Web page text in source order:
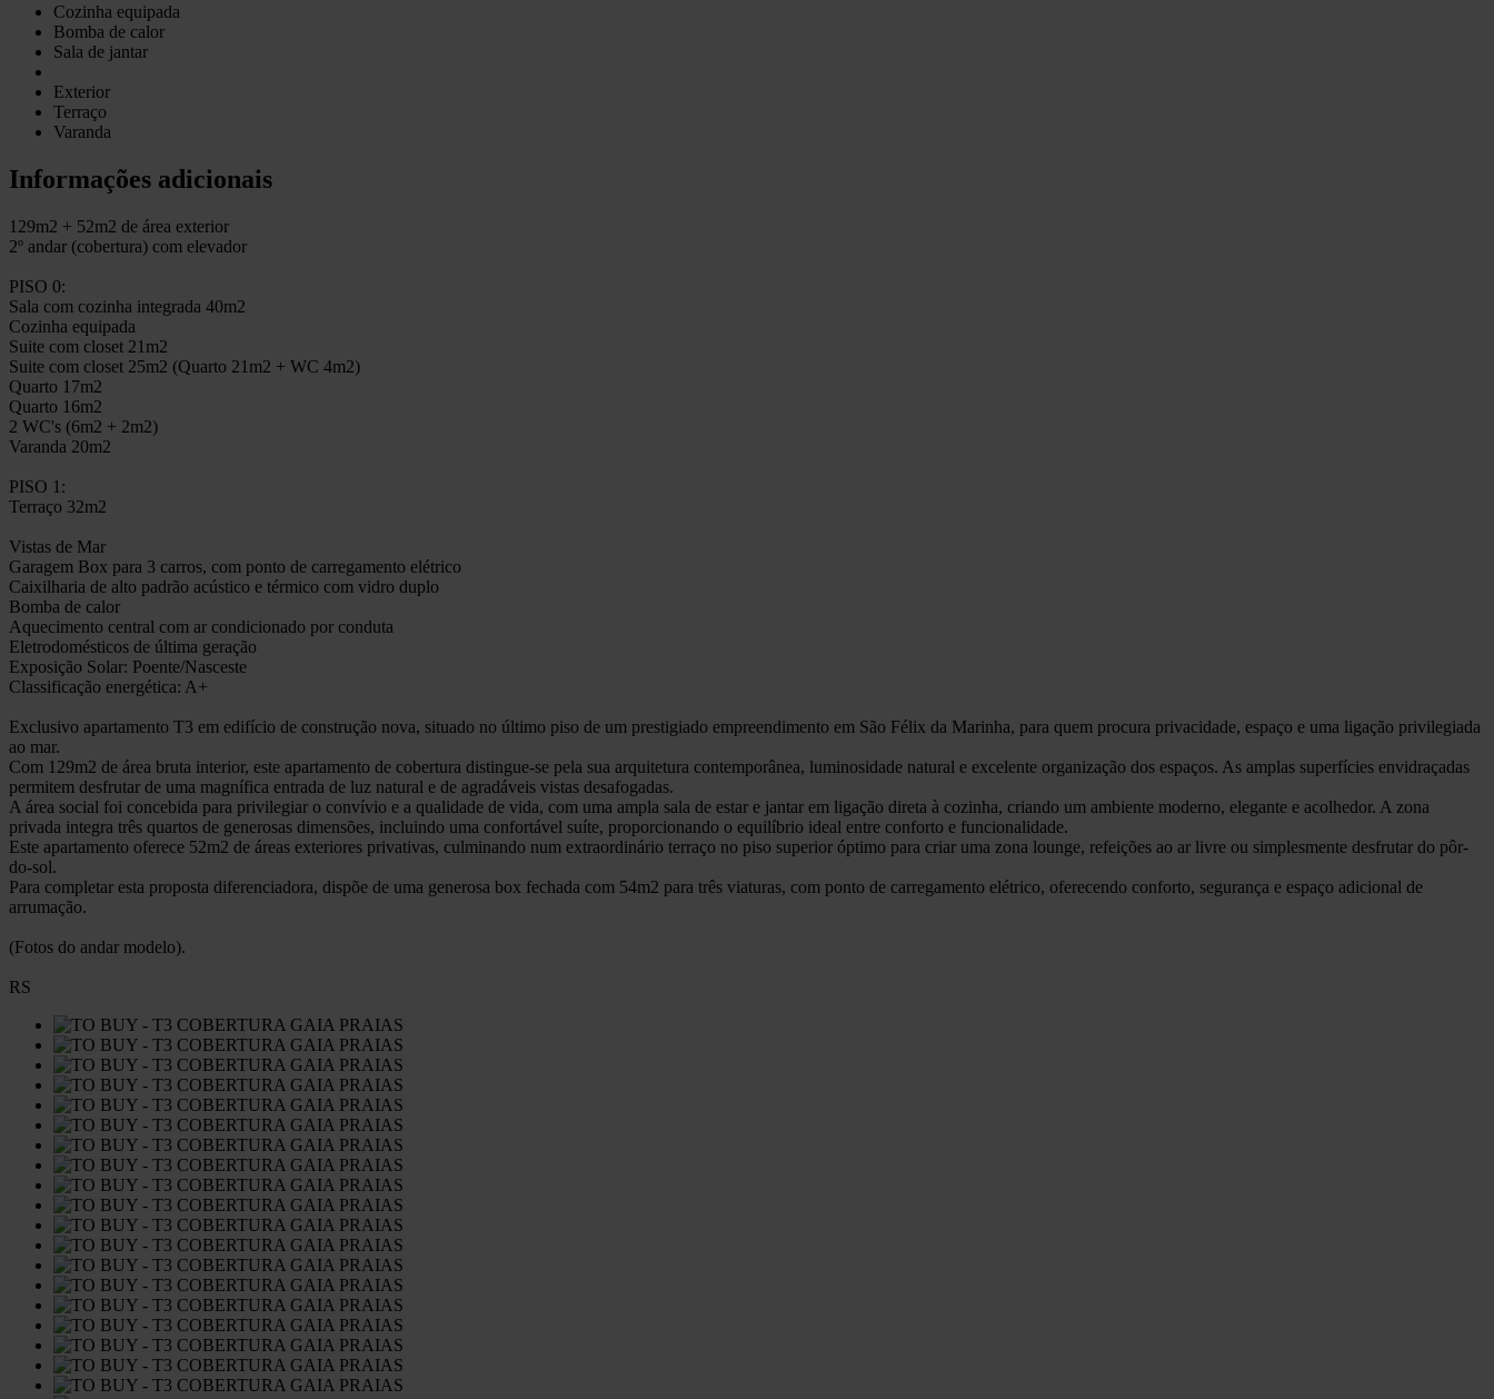
Cozinha equipada
Bomba de calor
Sala de jantar
Exterior
Terraço
Varanda
Informações adicionais
129m2 + 52m2 de área exterior
2º andar (cobertura) com elevador
PISO 0:
Sala com cozinha integrada 40m2
Cozinha equipada
Suite com closet 21m2
Suite com closet 25m2 (Quarto 21m2 + WC 4m2)
Quarto 17m2
Quarto 16m2
2 WC's (6m2 + 2m2)
Varanda 20m2
PISO 1:
Terraço 32m2
Vistas de Mar
Garagem Box para 3 carros, com ponto de carregamento elétrico
Caixilharia de alto padrão acústico e térmico com vidro duplo
Bomba de calor
Aquecimento central com ar condicionado por conduta
Eletrodomésticos de última geração
Exposição Solar: Poente/Nasceste
Classificação energética: A+
Exclusivo apartamento T3 em edifício de construção nova, situado no último piso de um prestigiado empreendimento em São Félix da Marinha, para quem procura privacidade, espaço e uma ligação privilegiada
ao mar.
Com 129m2 de área bruta interior, este apartamento de cobertura distingue-se pela sua arquitetura contemporânea, luminosidade natural e excelente organização dos espaços. As amplas superfícies envidraçadas
permitem desfrutar de uma magnífica entrada de luz natural e de agradáveis vistas desafogadas.
A área social foi concebida para privilegiar o convívio e a qualidade de vida, com uma ampla sala de estar e jantar em ligação direta à cozinha, criando um ambiente moderno, elegante e acolhedor. A zona
privada integra três quartos de generosas dimensões, incluindo uma confortável suíte, proporcionando o equilíbrio ideal entre conforto e funcionalidade.
Este apartamento oferece 52m2 de áreas exteriores privativas, culminando num extraordinário terraço no piso superior óptimo para criar uma zona lounge, refeições ao ar livre ou simplesmente desfrutar do pôr-
do-sol.
Para completar esta proposta diferenciadora, dispõe de uma generosa box fechada com 54m2 para três viaturas, com ponto de carregamento elétrico, oferecendo conforto, segurança e espaço adicional de
arrumação.
(Fotos do andar modelo).
RS